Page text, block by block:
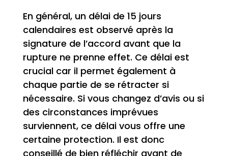
En général, un délai de 15 jours
calendaires est observé après la
signature de l’accord avant que la
rupture ne prenne effet. Ce délai est
crucial car il permet également à
chaque partie de se rétracter si
nécessaire. Si vous changez d’avis ou si
des circonstances imprévues
surviennent, ce délai vous offre une
certaine protection. Il est donc
conseillé de bien réfléchir avant de